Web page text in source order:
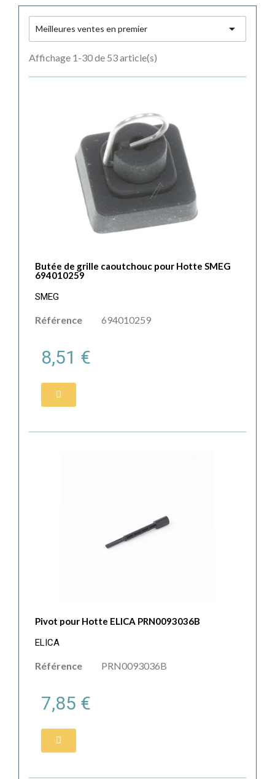
Meilleures ventes en premier 
Affichage 1-30 de 53 article(s)
Butée de grille caoutchouc pour Hotte SMEG
694010259
SMEG
Référence 694010259
8,51 €
Pivot pour Hotte ELICA PRN0093036B
ELICA
Référence PRN0093036B
7,85 €